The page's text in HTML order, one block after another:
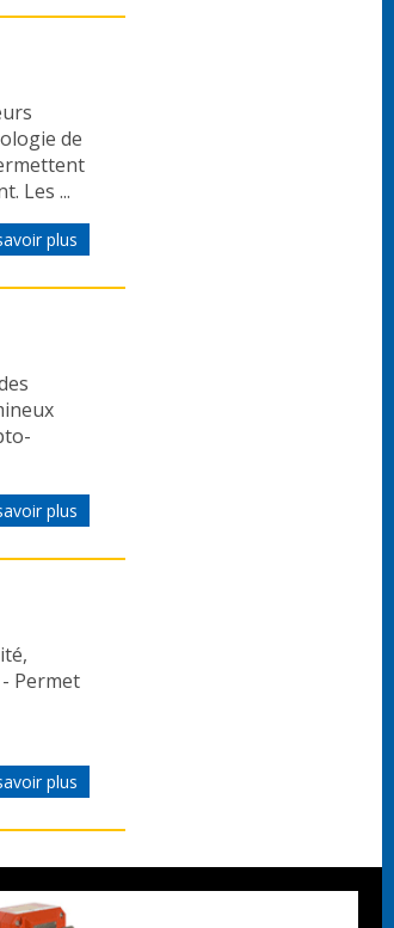
de
Les ...
plus
plus
Permet
plus